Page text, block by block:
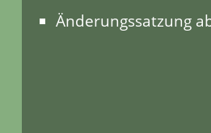
Änderungssatzung